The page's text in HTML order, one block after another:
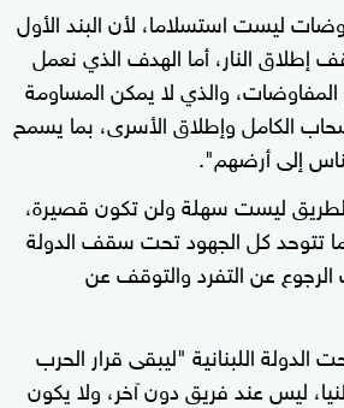
ليست استسلاما، لأن البند الأول
النار، أما الهدف الذي نعمل
والذي لا يمكن المساومة
الكامل وإطلاق الأسرى، بما يسمح
إلى أرضهم".
ليست سهلة ولن تكون قصيرة،
تتوحد كل الجهود تحت سقف الدولة
الرجوع عن التفرد والتوقف عن
الدولة اللبنانية "ليبقى قرار الحرب
ليس عند فريق دون آخر، ولا يكون